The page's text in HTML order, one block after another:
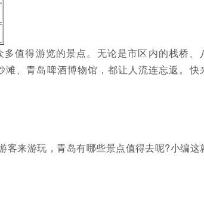
值得游览的景点。无论是市区内的栈桥、
、青岛啤酒博物馆，都让人流连忘返。快
客来游玩，青岛有哪些景点值得去呢?小编这